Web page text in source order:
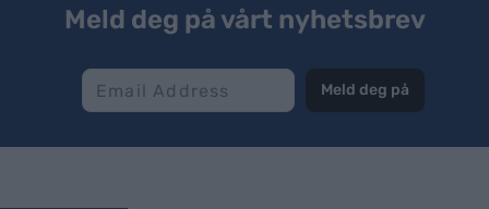
Meld deg på vårt nyhetsbrev
Meld deg på